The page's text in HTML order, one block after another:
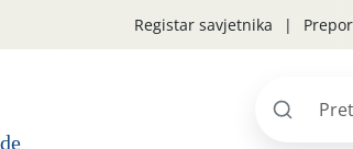
Registar savjetnika
Pretraži